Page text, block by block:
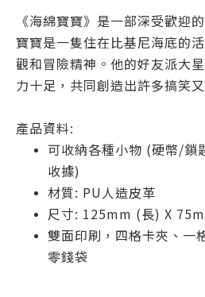
《海綿寶寶》是一部深受歡迎
寶寶是一隻住在比基尼海底的
觀和冒險精神。他的好友派大
力十足，共同創造出許多搞笑
產品資料:
可收納各種小物 (硬幣/
收據)
材質: PU人造皮革
尺寸: 125mm (長) X
雙面印刷，四格卡夾、一
零錢袋